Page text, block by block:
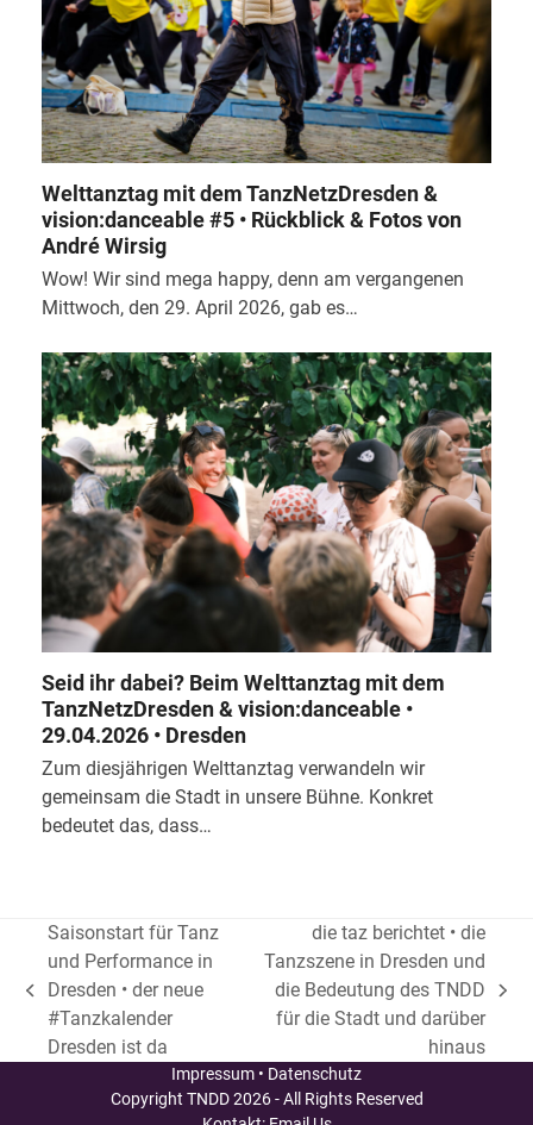
Welttanztag mit dem TanzNetzDresden &
vision:danceable #5 • Rückblick & Fotos von
André Wirsig
Wow! Wir sind mega happy, denn am vergangenen
Mittwoch, den 29. April 2026, gab es…
Seid ihr dabei? Beim Welttanztag mit dem
TanzNetzDresden & vision:danceable •
29.04.2026 • Dresden
Zum diesjährigen Welttanztag verwandeln wir
gemeinsam die Stadt in unsere Bühne. Konkret
bedeutet das, dass…
vorheriger
Beitrag:
Saisonstart für Tanz
und Performance in
Dresden • der neue
#Tanzkalender
Dresden ist da
Nächster
Beitrag:
die taz berichtet • die
Tanzszene in Dresden und
die Bedeutung des TNDD
für die Stadt und darüber
hinaus
Impressum • Datenschutz
Copyright TNDD2026 - All Rights Reserved